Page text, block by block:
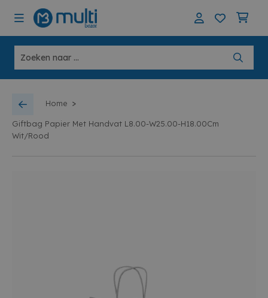
Home >
Giftbag Papier Met Handvat L8.00-W25.00-H18.00Cm
Wit/Rood